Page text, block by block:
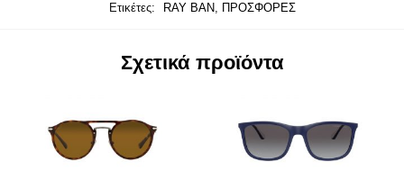
Ετικέτες:
RAY BAN, ΠΡΟΣΦΟΡΕΣ
Σχετικά προϊόντα